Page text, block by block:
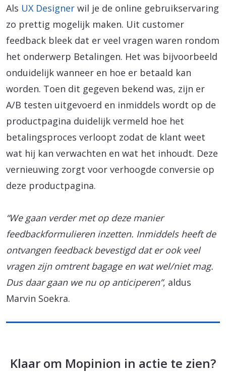
Als UX Designer wil je de online gebruikservaring
zo prettig mogelijk maken. Uit customer
feedback bleek dat er veel vragen waren rondom
het onderwerp Betalingen. Het was bijvoorbeeld
onduidelijk wanneer en hoe er betaald kan
worden. Toen dit gegeven bekend was, zijn er
A/B testen uitgevoerd en inmiddels wordt op de
productpagina duidelijk vermeld hoe het
betalingsproces verloopt zodat de klant weet
wat hij kan verwachten en wat het inhoudt. Deze
vernieuwing zorgt voor verhoogde conversie op
deze productpagina.
“We gaan verder met op deze manier
feedbackformulieren inzetten. Inmiddels heeft de
ontvangen feedback bevestigd dat er ook veel
vragen zijn omtrent bagage en wat wel/niet mag.
Dus daar gaan we nu op anticiperen”, aldus
Marvin Soekra.
Klaar om Mopinion in actie te zien?